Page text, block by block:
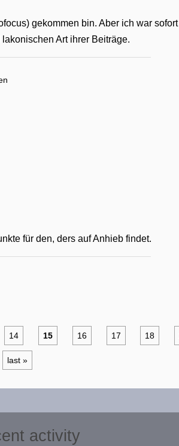
gekommen bin. Aber ich war sofort
Art ihrer Beiträge.
für den, ders auf Anhieb findet.
14 15 16 17 18
last »
activity